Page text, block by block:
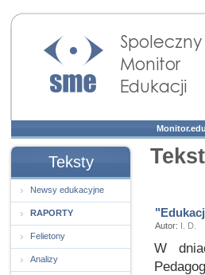
Społeczny Monitor
Edukacji
Teksty
Newsy edukacyjne
RAPORTY
Felietony
Analizy
Autor: I. D.
W